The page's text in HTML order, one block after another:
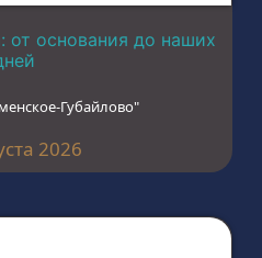
от основания до наших
Губайлово"
2026